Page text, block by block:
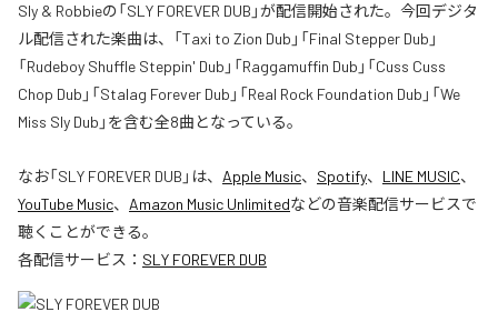
Sly & Robbieの「SLY FOREVER DUB」が配信開始された。今回デジタ
ル配信された楽曲は、「Taxi to Zion Dub」「Final Stepper Dub」
「Rudeboy Shuffle Steppin' Dub」「Raggamuffin Dub」「Cuss Cuss
Chop Dub」「Stalag Forever Dub」「Real Rock Foundation Dub」「We
Miss Sly Dub」を含む全8曲となっている。
なお「SLY FOREVER DUB 」は、 Apple Music、 Spotify、 LINE MUSIC、
YouTube Music、 Amazon Music Unlimitedなどの音楽配信サービスで
聴くことができる。
各配信サービス： SLY FOREVER DUB